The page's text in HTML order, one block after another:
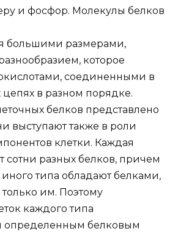
и фосфор. Молекулы белков
большими размерами,
которое
соединенными в
в разном порядке.
белков представлено
выступают также в роли
клетки. Каждая
сотни разных белков, причем
иного типа обладают белками,
им. Поэтому
каждого типа
определенным белковым